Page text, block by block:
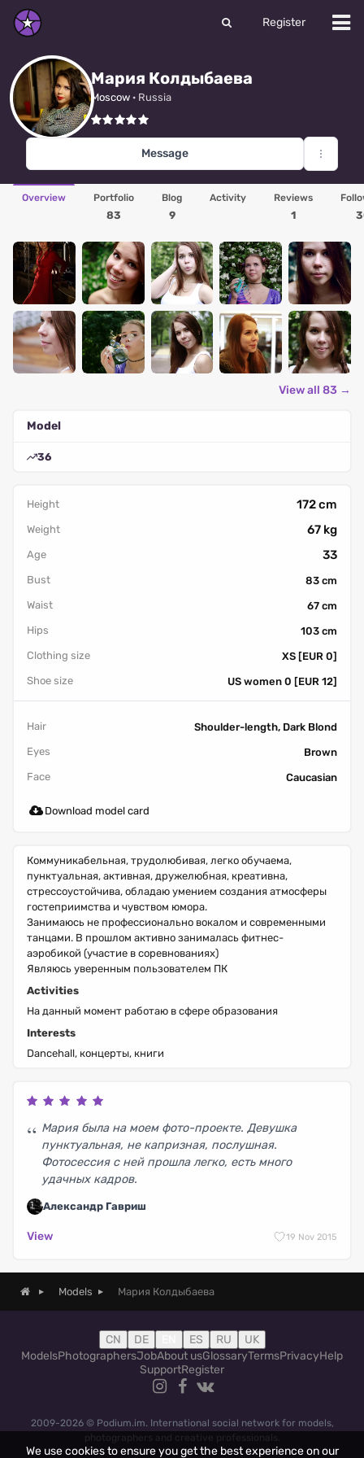
Register
Мария Колдыбаева
Moscow · Russia
Message
Overview Portfolio
83
Blog
9
Activity Reviews
1
View all 83 →
Model
36
Height 172 cm
Weight 67 kg
Age 33
Bust
83 cm
Waist
67 cm
Hips
103 cm
Clothing size
XS [EUR 0]
Shoe size
US women 0 [EUR 12]
Hair
Shoulder-length, Dark Blond
Eyes
Brown
Face
Caucasian
Download model card
Коммуникабельная, трудолюбивая, легко обучаема,
пунктуальная, активная, дружелюбная, креативна,
стрессоустойчива, обладаю умением создания атмосферы
гостеприимства и чувством юмора.
Занимаюсь не профессионально вокалом и современными
танцами. В прошлом активно занималась фитнес-
аэробикой (участие в соревнованиях)
Являюсь уверенным пользователем ПК
Activities
На данный момент работаю в сфере образования
Interests
Dancehall, концерты, книги
Мария была на моем фото-проекте. Девушка
пунктуальная, не капризная, послушная.
Фотосессия с ней прошла легко, есть много
удачных кадров.
Александр Гавриш
View 19 Nov 2015
Models Мария Колдыбаева
CN DE ES RU
UK
ModelsPhotographersJobAbout usGlossaryTermsPrivacyHelp
SupportRegister
2009-2026 © Podium.im. International social network for models,
photographers and creative professionals.
We use cookies to ensure you get the best experience on our